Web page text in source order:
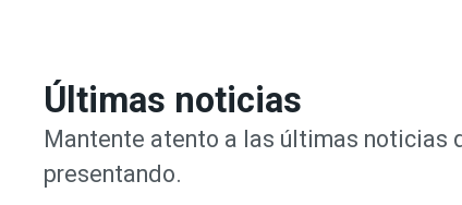
Últimas noticias
Mantente atento a las últimas noticias
presentando.